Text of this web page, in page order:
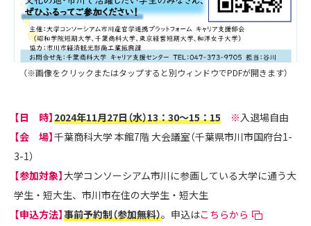
（※画像をクリックまたはタップすると別ウィンドウでPDFが開きます）
【日 時】2024年11月27日（水）13：30～15：15 ※入退場自由
【会 場】千葉商科大学 本館7階 大会議室（千葉県市川市国府台1-
3-1）
【参加対象】大学コンソーシアム市川に参画している大学に通う大
学生・短大生、市川市在住の大学生・短大生
【申込方法】事前予約制（参加無料）。申込はこちらから